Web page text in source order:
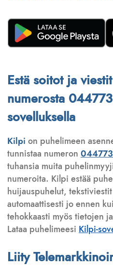
Estä soitot ja
numerosta
sovelluksella
Kilpi on puhelimeen
tunnistaa numeron
tuhansia muita
numeroita. Kilpi estää
huijauspuhelut,
automaattisesti jo ennen
tehokkaasti myös tietojen
Lataa puhelimeesi Kilpi-
Liity